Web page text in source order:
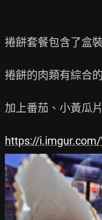
捲餅套餐包含了盒
捲餅的肉類有綜合
加上番茄、小黃瓜
https://